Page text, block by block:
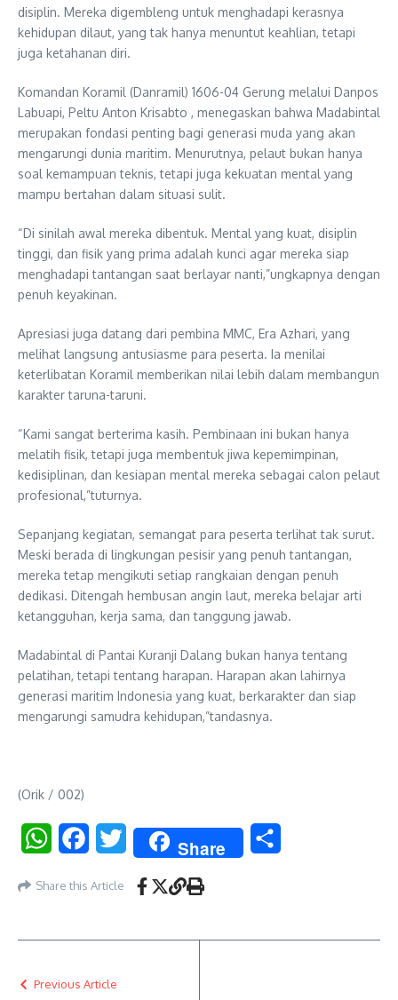
disiplin. Mereka digembleng untuk menghadapi kerasnya
kehidupan dilaut, yang tak hanya menuntut keahlian, tetapi
juga ketahanan diri.
Komandan Koramil (Danramil) 1606-04 Gerung melalui Danpos
Labuapi, Peltu Anton Krisabto , menegaskan bahwa Madabintal
merupakan fondasi penting bagi generasi muda yang akan
mengarungi dunia maritim. Menurutnya, pelaut bukan hanya
soal kemampuan teknis, tetapi juga kekuatan mental yang
mampu bertahan dalam situasi sulit.
“Di sinilah awal mereka dibentuk. Mental yang kuat, disiplin
tinggi, dan fisik yang prima adalah kunci agar mereka siap
menghadapi tantangan saat berlayar nanti,”ungkapnya dengan
penuh keyakinan.
Apresiasi juga datang dari pembina MMC, Era Azhari, yang
melihat langsung antusiasme para peserta. Ia menilai
keterlibatan Koramil memberikan nilai lebih dalam membangun
karakter taruna-taruni.
“Kami sangat berterima kasih. Pembinaan ini bukan hanya
melatih fisik, tetapi juga membentuk jiwa kepemimpinan,
kedisiplinan, dan kesiapan mental mereka sebagai calon pelaut
profesional,”tuturnya.
Sepanjang kegiatan, semangat para peserta terlihat tak surut.
Meski berada di lingkungan pesisir yang penuh tantangan,
mereka tetap mengikuti setiap rangkaian dengan penuh
dedikasi. Ditengah hembusan angin laut, mereka belajar arti
ketangguhan, kerja sama, dan tanggung jawab.
Madabintal di Pantai Kuranji Dalang bukan hanya tentang
pelatihan, tetapi tentang harapan. Harapan akan lahirnya
generasi maritim Indonesia yang kuat, berkarakter dan siap
mengarungi samudra kehidupan,”tandasnya.
(Orik / 002)
WhatsAppFacebookTwitter Share
Share this Article
Previous Article